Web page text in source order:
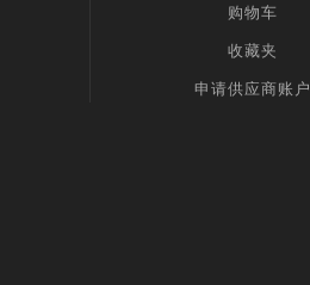
购物车
收藏夹
申请供应商账户